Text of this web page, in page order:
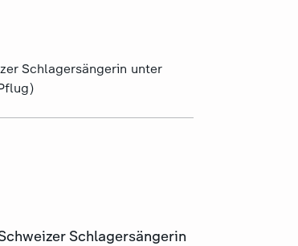
Schlagersängerin unter
Schlagersängerin